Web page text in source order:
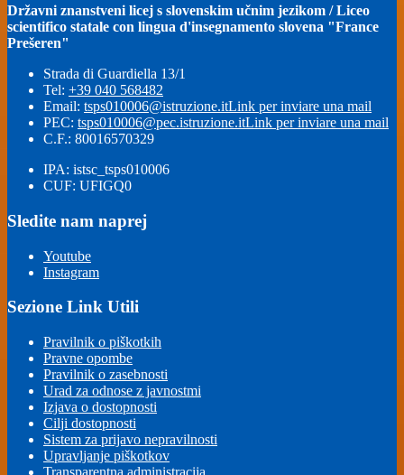
Državni znanstveni licej s slovenskim učnim jezikom / Liceo
scientifico statale con lingua d'insegnamento slovena "France
Prešeren"
Strada di Guardiella 13/1
Tel: +39 040 568482
Email: tsps010006@istruzione.itLink per inviare una mail
PEC: tsps010006@pec.istruzione.itLink per inviare una mail
C.F.: 80016570329
IPA: istsc_tsps010006
CUF: UFIGQ0
Sledite nam naprej
Youtube
Instagram
Sezione Link Utili
Pravilnik o piškotkih
Pravne opombe
Pravilnik o zasebnosti
Urad za odnose z javnostmi
Izjava o dostopnosti
Cilji dostopnosti
Sistem za prijavo nepravilnosti
Upravljanje piškotkov
Transparentna administracija